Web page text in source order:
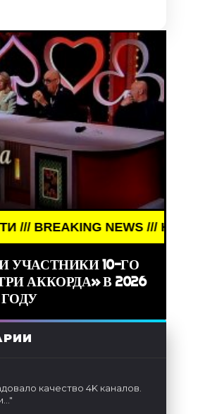
/// НОВОСТИ (СМИ) ///
УЧАСТНИКИ 10-ГО
АККОРДА» В 2026
ГОДУ
качество 4K каналов.
"